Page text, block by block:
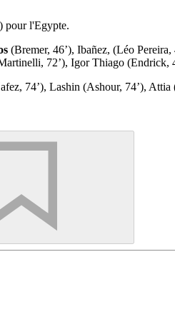
pour l'Egypte.
(Bremer, 46’), Ibañez, (Léo
72’), Igor Thiago (Endrick,
74’), Lashin (Ashour, 74’),